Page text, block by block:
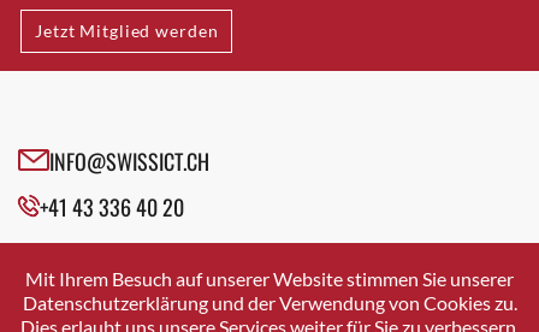
Bäretswil
Bülach
Cazis
Crissier
Davos Platz
Dierikon
Dietikon
Jetzt Mitglied werden
INFO@SWISSICT.CH
+41 43 336 40 20
SWISSICT
VULKANSTRASSE 120
8048 ZURICH
Mit Ihrem Besuch auf unserer Website stimmen Sie unserer
Datenschutzerklärung und der Verwendung von Cookies zu.
Dies erlaubt uns unsere Services weiter für Sie zu verbessern.